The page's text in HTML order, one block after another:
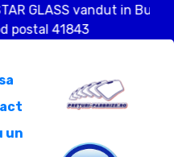
in Bucuresti
un